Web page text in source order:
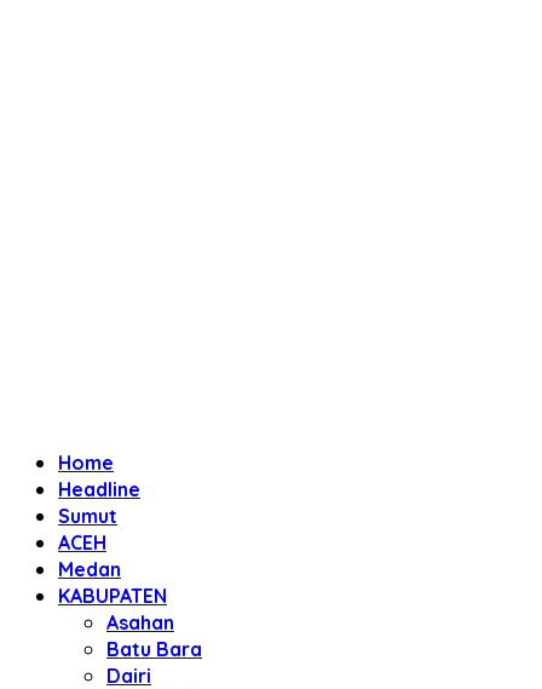
Home
Headline
Sumut
ACEH
Medan
KABUPATEN
Asahan
Batu Bara
Dairi